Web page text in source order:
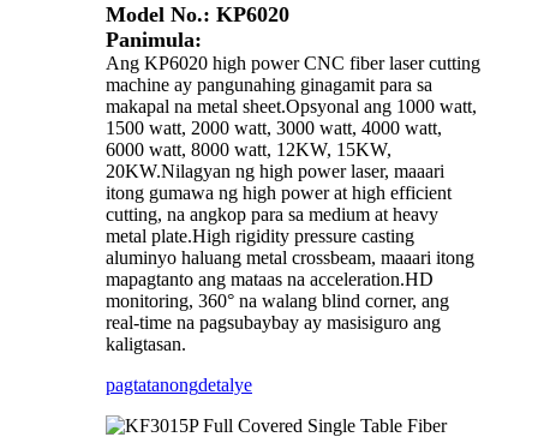
Model No.: KP6020
Panimula:
Ang KP6020 high power CNC fiber laser cutting
machine ay pangunahing ginagamit para sa
makapal na metal sheet.Opsyonal ang 1000 watt,
1500 watt, 2000 watt, 3000 watt, 4000 watt,
6000 watt, 8000 watt, 12KW, 15KW,
20KW.Nilagyan ng high power laser, maaari
itong gumawa ng high power at high efficient
cutting, na angkop para sa medium at heavy
metal plate.High rigidity pressure casting
aluminyo haluang metal crossbeam, maaari itong
mapagtanto ang mataas na acceleration.HD
monitoring, 360° na walang blind corner, ang
real-time na pagsubaybay ay masisiguro ang
kaligtasan.
pagtatanongdetalye